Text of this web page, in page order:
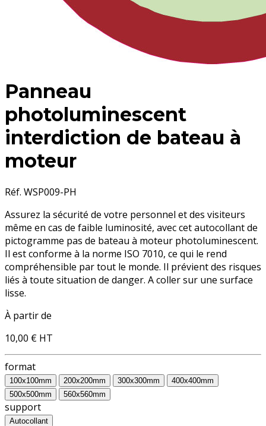
Panneau
photoluminescent
interdiction de bateau à
moteur
Réf. WSP009-PH
Assurez la sécurité de votre personnel et des visiteurs
même en cas de faible luminosité, avec cet autocollant de
pictogramme pas de bateau à moteur photoluminescent.
Il est conforme à la norme ISO 7010, ce qui le rend
compréhensible par tout le monde. Il prévient des risques
liés à toute situation de danger. A coller sur une surface
lisse.
À partir de
10,00 € HT
format
100x100mm 200x200mm 300x300mm
400x400mm
500x500mm
560x560mm
support
Autocollant